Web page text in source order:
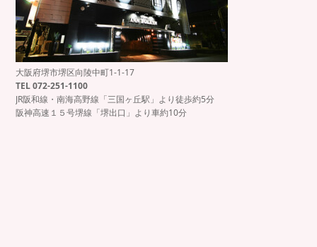
大阪府堺市堺区向陵中町1-1-17
TEL 072-251-1100
JR阪和線・南海高野線「三国ヶ丘駅」より徒歩約5分
阪神高速１５号堺線「堺出口」より車約10分